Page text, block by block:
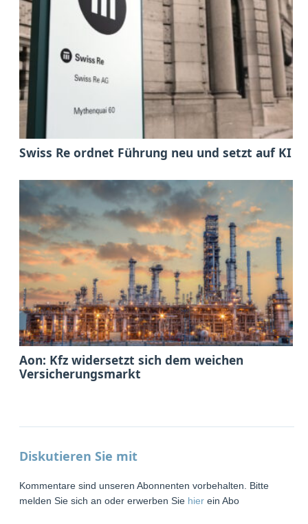
Swiss Re ordnet Führung neu und setzt auf KI
Aon: Kfz widersetzt sich dem weichen
Versicherungsmarkt
Diskutieren Sie mit
Kommentare sind unseren Abonnenten vorbehalten. Bitte
melden Sie sich an oder erwerben Sie hier ein Abo